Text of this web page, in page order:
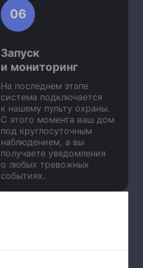
06
Запуск
и мониторинг
На последнем этапе
система подключается
к нашему пульту охраны.
С этого момента ваш дом
под круглосуточным
наблюдением, а вы
получаете уведомления
о любых тревожных
событиях.